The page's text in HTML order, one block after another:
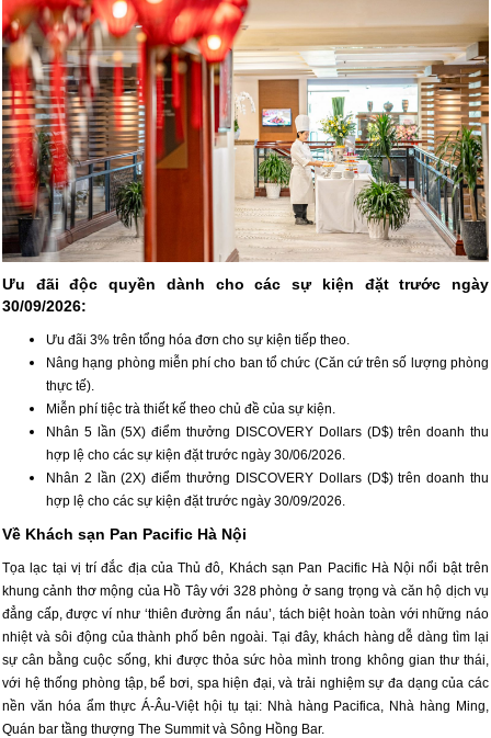
Ưu đãi độc quyền dành cho các sự kiện đặt trước ngày
30/09/2026:
Ưu đãi 3% trên tổng hóa đơn cho sự kiện tiếp theo.
Nâng hạng phòng miễn phí cho ban tổ chức (Căn cứ trên số lượng phòng
thực tế).
Miễn phí tiệc trà thiết kế theo chủ đề của sự kiện.
Nhân 5 lần (5X) điểm thưởng DISCOVERY Dollars (D$) trên doanh thu
hợp lệ cho các sự kiện đặt trước ngày 30/06/2026.
Nhân 2 lần (2X) điểm thưởng DISCOVERY Dollars (D$) trên doanh thu
hợp lệ cho các sự kiện đặt trước ngày 30/09/2026.
Về Khách sạn Pan Pacific Hà Nội
Tọa lạc tại vị trí đắc địa của Thủ đô, Khách sạn Pan Pacific Hà Nội nổi bật trên
khung cảnh thơ mộng của Hồ Tây với 328 phòng ở sang trọng và căn hộ dịch vụ
đẳng cấp, được ví như ‘thiên đường ẩn náu’, tách biệt hoàn toàn với những náo
nhiệt và sôi động của thành phố bên ngoài. Tại đây, khách hàng dễ dàng tìm lại
sự cân bằng cuộc sống, khi được thỏa sức hòa mình trong không gian thư thái,
với hệ thống phòng tập, bể bơi, spa hiện đại, và trải nghiệm sự đa dạng của các
nền văn hóa ẩm thực Á-Âu-Việt hội tụ tại: Nhà hàng Pacifica, Nhà hàng Ming,
Quán bar tầng thượng The Summit và Sông Hồng Bar.